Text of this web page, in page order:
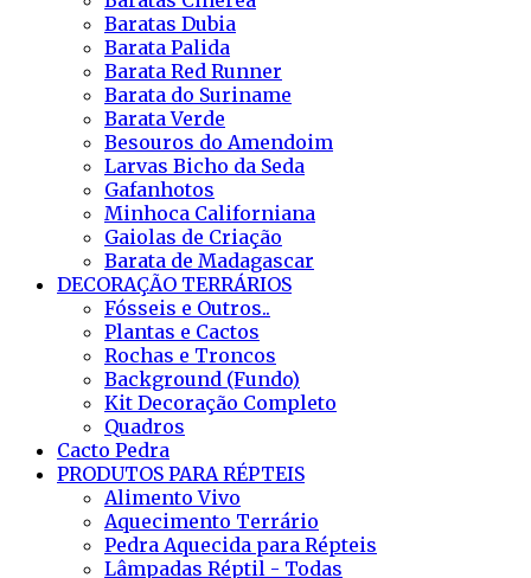
Baratas Dubia
Barata Palida
Barata Red Runner
Barata do Suriname
Barata Verde
Besouros do Amendoim
Larvas Bicho da Seda
Gafanhotos
Minhoca Californiana
Gaiolas de Criação
Barata de Madagascar
DECORAÇÃO TERRÁRIOS
Fósseis e Outros..
Plantas e Cactos
Rochas e Troncos
Background (Fundo)
Kit Decoração Completo
Quadros
Cacto Pedra
PRODUTOS PARA RÉPTEIS
Alimento Vivo
Aquecimento Terrário
Pedra Aquecida para Répteis
Lâmpadas Réptil - Todas